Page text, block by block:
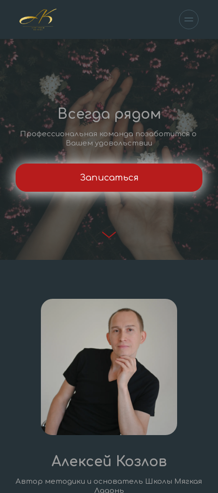
Всегда рядом
Профессиональная команда позаботится о
Вашем удовольствии
Записаться
Алексей Козлов
Автор методики и основатель Школы Мягкая
Ладонь